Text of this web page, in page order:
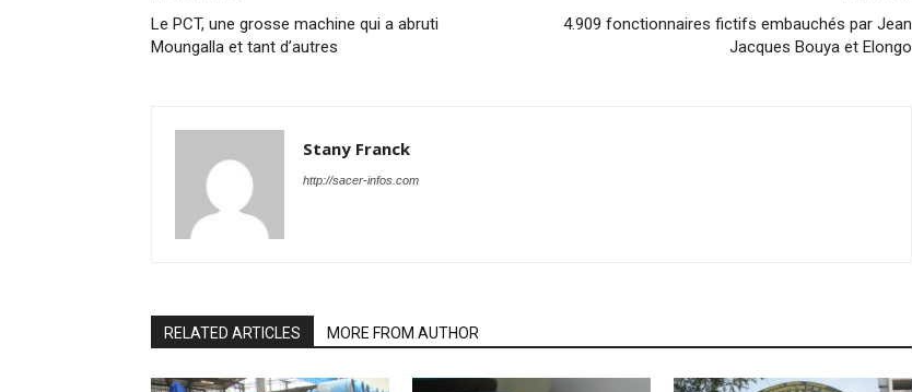
Le PCT, une grosse machine qui a abruti
Moungalla et tant d’autres
4.909 fonctionnaires fictifs embauchés par Jean
Jacques Bouya et Elongo
Stany Franck
http://sacer-infos.com
RELATED ARTICLES MORE FROM AUTHOR